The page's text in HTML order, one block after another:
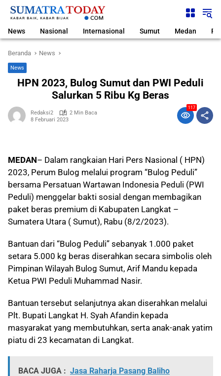
Langsung
News Nasional Internasional Sumut Medan
Beranda News
News
HPN 2023, Bulog Sumut dan PWI Peduli
Salurkan 5 Ribu Kg Beras
Redaksi2
2 Min Baca
8 Februari 2023
117
MEDAN– Dalam rangkaian Hari Pers Nasional ( HPN)
2023, Perum Bulog melalui program “Bulog Peduli”
bersama Persatuan Wartawan Indonesia Peduli (PWI
Peduli) menggelar bakti sosial dengan membagikan
paket beras premium di Kabupaten Langkat –
Sumatera Utara ( Sumut), Rabu (8/2/2023).
Bantuan dari “Bulog Peduli” sebanyak 1.000 paket
setara 5.000 kg beras diserahkan secara simbolis oleh
Pimpinan Wilayah Bulog Sumut, Arif Mandu kepada
Ketua PWI Peduli Muhammad Nasir.
Bantuan tersebut selanjutnya akan diserahkan melalui
Plt. Bupati Langkat H. Syah Afandin kepada
masyarakat yang membutuhkan, serta anak-anak yatim
piatu di 23 kecamatan di Langkat.
BACA JUGA : Jasa Raharja Pasang Baliho